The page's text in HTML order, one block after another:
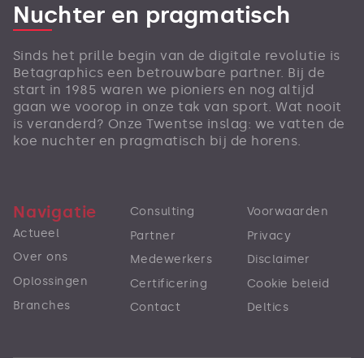
Nuchter en pragmatisch
Sinds het prille begin van de digitale revolutie is
Betagraphics een betrouwbare partner. Bij de
start in 1985 waren we pioniers en nog altijd
gaan we voorop in onze tak van sport. Wat nooit
is veranderd? Onze Twentse inslag: we vatten de
koe nuchter en pragmatisch bij de horens.
Navigatie
Actueel
Over ons
Oplossingen
Branches
Consulting
Partner
Medewerkers
Certificering
Contact
Voorwaarden
Privacy
Disclaimer
Cookie beleid
Deltics